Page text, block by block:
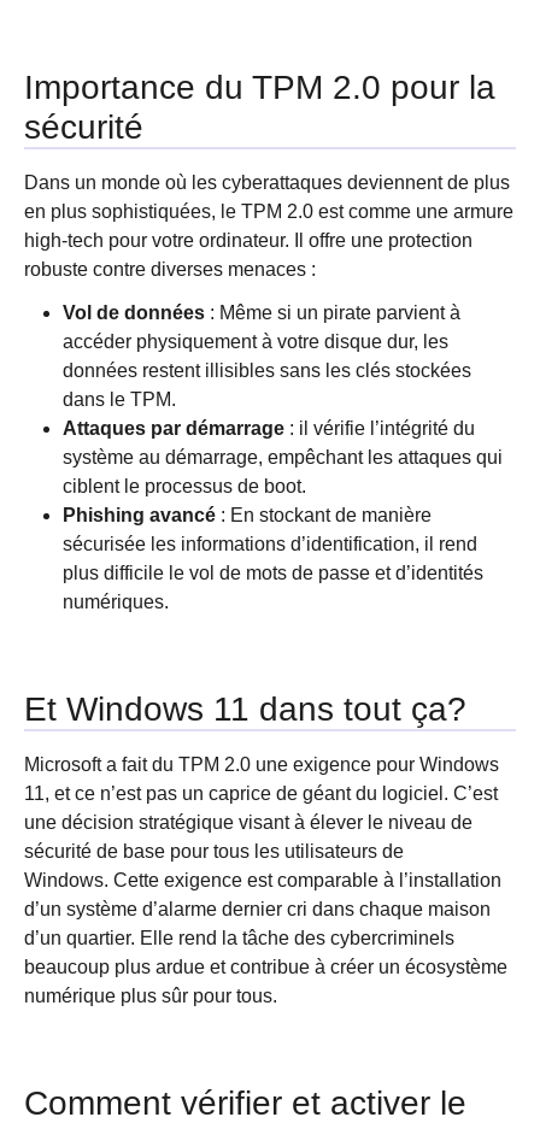
Importance du TPM 2.0 pour la
sécurité
Dans un monde où les cyberattaques deviennent de plus
en plus sophistiquées, le TPM 2.0 est comme une armure
high-tech pour votre ordinateur. Il offre une protection
robuste contre diverses menaces :
Vol de données : Même si un pirate parvient à
accéder physiquement à votre disque dur, les
données restent illisibles sans les clés stockées
dans le TPM.
Attaques par démarrage : il vérifie l’intégrité du
système au démarrage, empêchant les attaques qui
ciblent le processus de boot.
Phishing avancé : En stockant de manière
sécurisée les informations d’identification, il rend
plus difficile le vol de mots de passe et d’identités
numériques.
Et Windows 11 dans tout ça?
Microsoft a fait du TPM 2.0 une exigence pour Windows
11, et ce n’est pas un caprice de géant du logiciel. C’est
une décision stratégique visant à élever le niveau de
sécurité de base pour tous les utilisateurs de
Windows. Cette exigence est comparable à l’installation
d’un système d’alarme dernier cri dans chaque maison
d’un quartier. Elle rend la tâche des cybercriminels
beaucoup plus ardue et contribue à créer un écosystème
numérique plus sûr pour tous.
Comment vérifier et activer le